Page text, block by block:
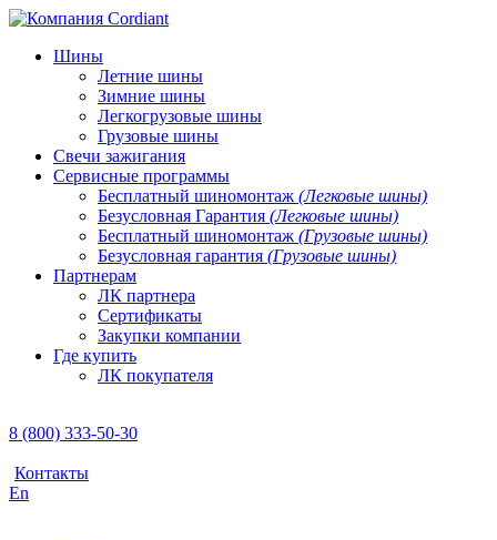
Шины
Летние шины
Зимние шины
Легкогрузовые шины
Грузовые шины
Свечи зажигания
Сервисные программы
Бесплатный шиномонтаж (Легковые шины)
Безусловная Гарантия (Легковые шины)
Бесплатный шиномонтаж (Грузовые шины)
Безусловная гарантия (Грузовые шины)
Партнерам
ЛК партнера
Сертификаты
Закупки компании
Где купить
ЛК покупателя
8 (800) 333-50-30
Контакты
En